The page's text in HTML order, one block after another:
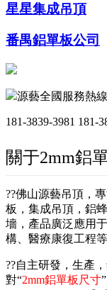
星星集成吊頂
番禺鋁單板公司
源藝全國服務熱線
181-3839-3981 181-
關于2mm鋁
??佛山源藝吊頂，
板，集成吊頂，鋁
墻，產品廣泛應用
構、醫療康復工程等
??自主研發，生產
對“2mm鋁單板尺寸